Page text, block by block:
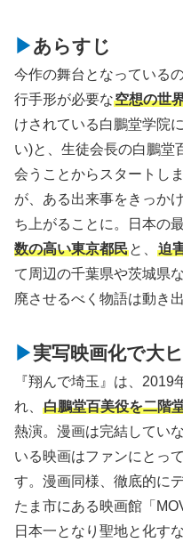
あらすじ
今作の舞台となっている
行手形が必要な空想の世
けされている白鵬堂学院
い)と、生徒会長の白鵬堂
会うことからスタートし
が、ある出来事をきっか
ち上がることに。日本の
数の高い東京都民と、 迫
て周辺の千葉県や茨城県
廃させるべく物語は動き出
実写映画化で大
『翔んで埼玉』は、2019
れ、 白鵬堂百美役を二階
熱演。漫画は完結してい
いる映画はファンにとっ
す。漫画同様、徹底的に
たま市にある映画館「
日本一となり聖地と化す